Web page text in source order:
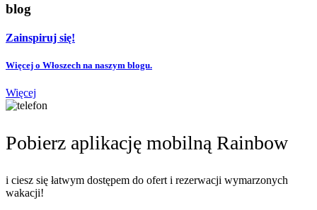
blog
Zainspiruj się!
Więcej o Włoszech na naszym blogu.
Więcej
Pobierz aplikację mobilną Rainbow
i ciesz się łatwym dostępem do ofert i rezerwacji wymarzonych
wakacji!